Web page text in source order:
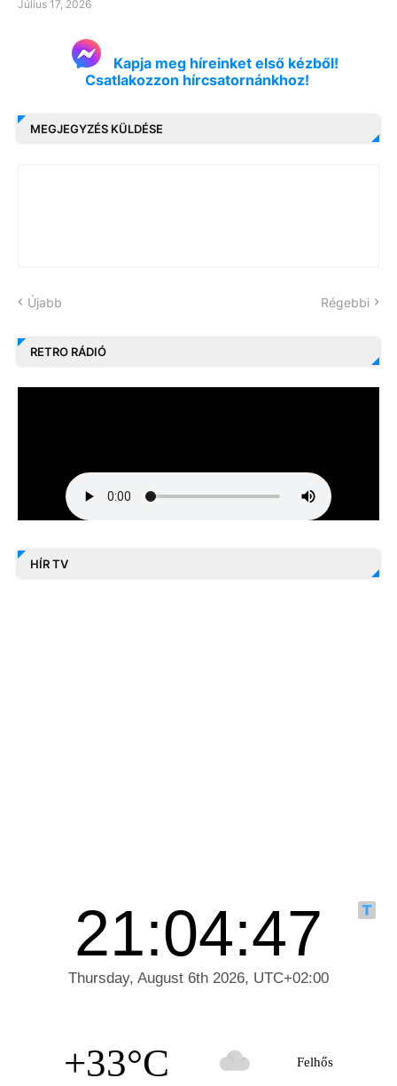
Július 17, 2026
Kapja meg híreinket első kézből!
Csatlakozzon hírcsatornánkhoz!
MEGJEGYZÉS KÜLDÉSE
Újabb Régebbi
RETRO RÁDIÓ
HÍR TV
+33°C Felhős